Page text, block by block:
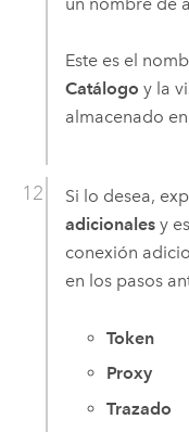
Este es el
Catálogo y la
almacenado
Si lo desea,
adicionalesy
conexión
en los pasos
Token
Proxy
Trazado